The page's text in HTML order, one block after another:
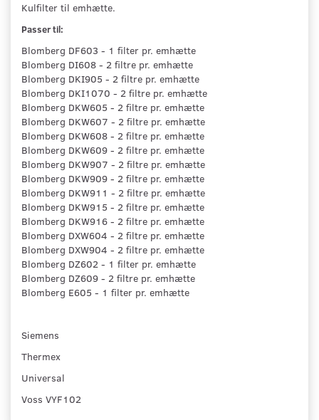
Kulfilter til emhætte.
Passer til:
Blomberg DF603 - 1 filter pr. emhætte
Blomberg DI608 - 2 filtre pr. emhætte
Blomberg DKI905 - 2 filtre pr. emhætte
Blomberg DKI1070 - 2 filtre pr. emhætte
Blomberg DKW605 - 2 filtre pr. emhætte
Blomberg DKW607 - 2 filtre pr. emhætte
Blomberg DKW608 - 2 filtre pr. emhætte
Blomberg DKW609 - 2 filtre pr. emhætte
Blomberg DKW907 - 2 filtre pr. emhætte
Blomberg DKW909 - 2 filtre pr. emhætte
Blomberg DKW911 - 2 filtre pr. emhætte
Blomberg DKW915 - 2 filtre pr. emhætte
Blomberg DKW916 - 2 filtre pr. emhætte
Blomberg DXW604 - 2 filtre pr. emhætte
Blomberg DXW904 - 2 filtre pr. emhætte
Blomberg DZ602 - 1 filter pr. emhætte
Blomberg DZ609 - 2 filtre pr. emhætte
Blomberg E605 - 1 filter pr. emhætte
Siemens
Thermex
Universal
Voss VYF102